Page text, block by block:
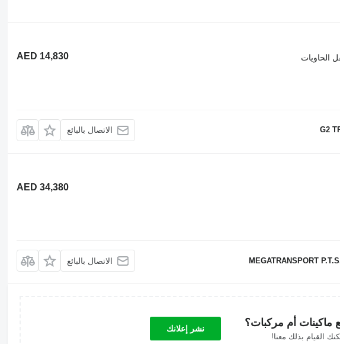
AED 14,830
الحاويات
G2 الاتصال بالبائع
AED 34,380
MEGATRANSPORT الاتصال بالبائع
ماكينات أم مركبات؟
القيام بذلك معنا!
نشر إعلانك